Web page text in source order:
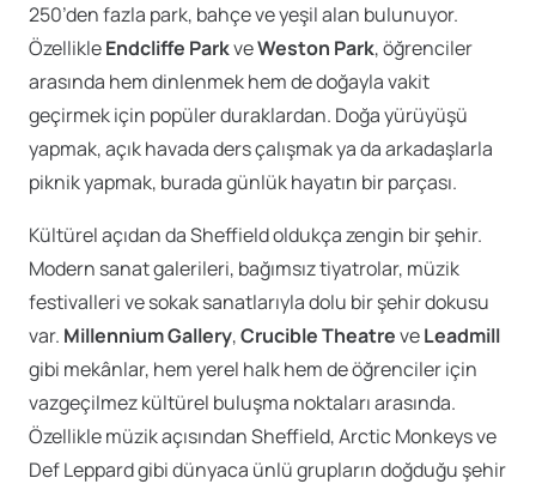
250’den fazla park, bahçe ve yeşil alan bulunuyor.
ÖzellikleEndcliffe ParkveWeston Park, öğrenciler
arasında hem dinlenmek hem de doğayla vakit
geçirmek için popüler duraklardan. Doğa yürüyüşü
yapmak, açık havada ders çalışmak ya da arkadaşlarla
piknik yapmak, burada günlük hayatın bir parçası.
Kültürel açıdan da Sheffield oldukça zengin bir şehir.
Modern sanat galerileri, bağımsız tiyatrolar, müzik
festivalleri ve sokak sanatlarıyla dolu bir şehir dokusu
var. Millennium Gallery,Crucible TheatreveLeadmill
gibi mekânlar, hem yerel halk hem de öğrenciler için
vazgeçilmez kültürel buluşma noktaları arasında.
Özellikle müzik açısından Sheffield, Arctic Monkeys ve
Def Leppard gibi dünyaca ünlü grupların doğduğu şehir